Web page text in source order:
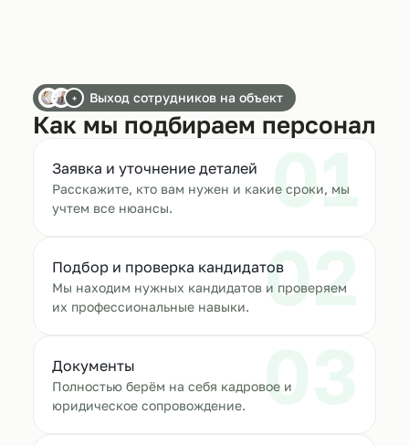
+ Выход сотрудников на объект
Как мы подбираем персонал
01
Заявка и уточнение деталей
Расскажите, кто вам нужен и какие сроки, мы
учтем все нюансы.
02
Подбор и проверка кандидатов
Мы находим нужных кандидатов и проверяем
их профессиональные навыки.
03
Документы
Полностью берём на себя кадровое и
юридическое сопровождение.